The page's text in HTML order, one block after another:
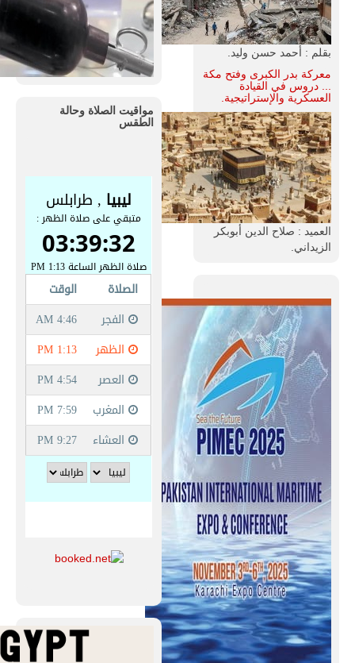
بقلم : أحمد حسن وليد.
معركة بدر الكبرى وفتح مكة
... دروس في القيادة
العسكرية والإستراتيجية.
العميد : صلاح الدين أبوبكر
الزيداني.
مواقيت الصلاة وحالة
الطقس